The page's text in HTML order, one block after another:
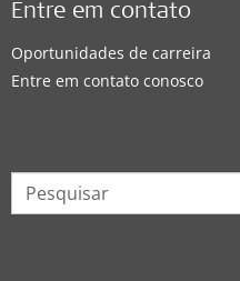
Entre em contato
Oportunidades de carreira
Entre em contato conosco